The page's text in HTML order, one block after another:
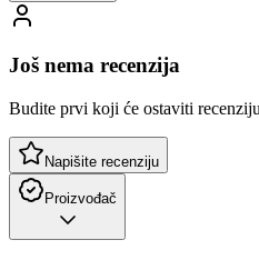
Još nema recenzija
Budite prvi koji će ostaviti
Napišite recenziju
Proizvođač